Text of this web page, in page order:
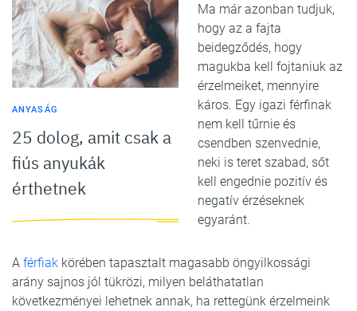
ANYASÁG
25 dolog, amit csak a
fiús anyukák
érthetnek
Ma már azonban tudjuk,
hogy az a fajta
beidegződés, hogy
magukba kell fojtaniuk az
érzelmeiket, mennyire
káros. Egy igazi férfinak
nem kell tűrnie és
csendben szenvednie,
neki is teret szabad, sőt
kell engednie pozitív és
negatív érzéseknek
egyaránt.
A férfiak körében tapasztalt magasabb öngyilkossági
arány sajnos jól tükrözi, milyen beláthatatlan
következményei lehetnek annak, ha rettegünk érzelmeink